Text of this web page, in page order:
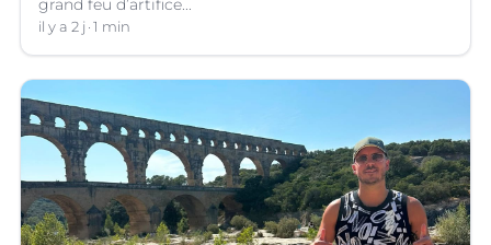
il y a 2 j 1 min